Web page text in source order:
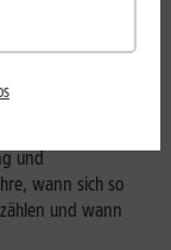
wen
und
wann sich so
und wann